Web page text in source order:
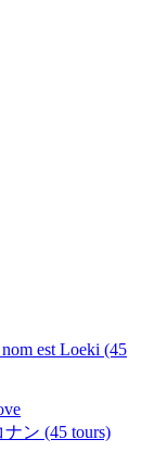
est Loeki (45
ン (45 tours)